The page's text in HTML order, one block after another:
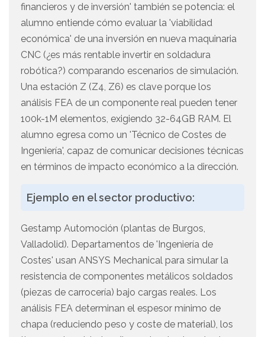
financieros y de inversión' también se potencia: el
alumno entiende cómo evaluar la 'viabilidad
económica' de una inversión en nueva maquinaria
CNC (¿es más rentable invertir en soldadura
robótica?) comparando escenarios de simulación.
Una estación Z (Z4, Z6) es clave porque los
análisis FEA de un componente real pueden tener
100k-1M elementos, exigiendo 32-64GB RAM. El
alumno egresa como un 'Técnico de Costes de
Ingeniería', capaz de comunicar decisiones técnicas
en términos de impacto económico a la dirección.
Ejemplo en el sector productivo:
Gestamp Automoción (plantas de Burgos,
Valladolid). Departamentos de 'Ingeniería de
Costes' usan ANSYS Mechanical para simular la
resistencia de componentes metálicos soldados
(piezas de carrocería) bajo cargas reales. Los
análisis FEA determinan el espesor mínimo de
chapa (reduciendo peso y coste de material), los